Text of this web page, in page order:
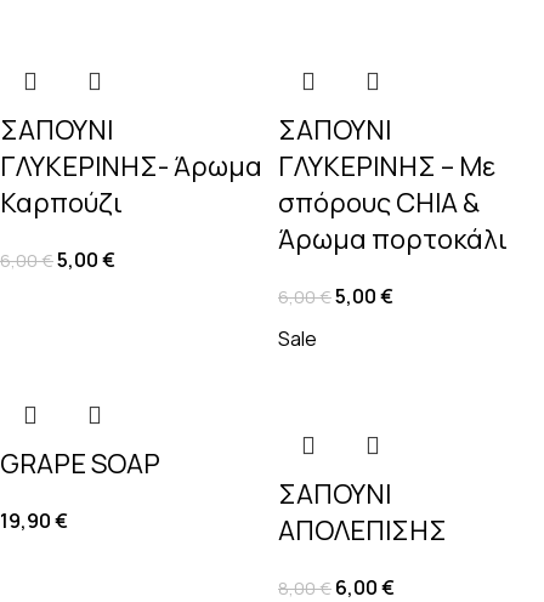
ΣΑΠΟΥΝΙ
ΓΛΥΚΕΡΙΝΗΣ- Άρωμα
Καρπούζι
6,00€5,00€
ΣΑΠΟΥΝΙ
ΓΛΥΚΕΡΙΝΗΣ – Με
σπόρους CHIA &
Άρωμα πορτοκάλι
6,00€5,00€
GRAPE SOAP
19,90€
Sale
ΣΑΠΟΥΝΙ
ΑΠΟΛΕΠΙΣΗΣ
8,00€ 6,00€